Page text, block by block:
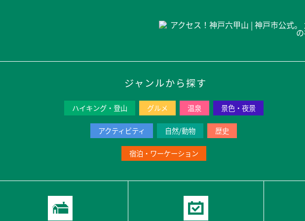
ジャンルから探す
ハイキング・登山 グルメ 温泉 景色・夜景
アクティビティ 自然/動物 歴史
宿泊・ワーケーション